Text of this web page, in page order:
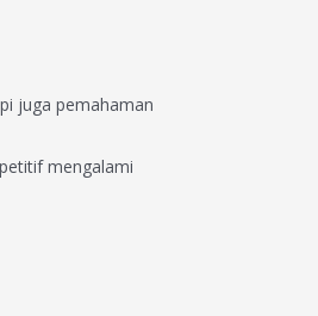
juga pemahaman
mengalami